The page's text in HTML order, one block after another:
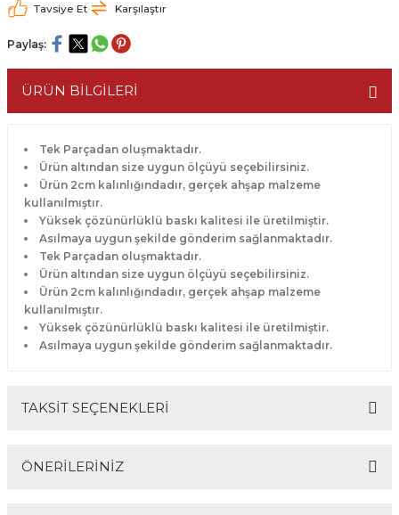
Tavsiye Et Karşılaştır
Paylaş:
ÜRÜN BİLGİLERİ
Tek Parçadan oluşmaktadır.
Ürün altından size uygun ölçüyü seçebilirsiniz.
Ürün 2cm kalınlığındadır, gerçek ahşap malzeme
kullanılmıştır.
Yüksek çözünürlüklü baskı kalitesi ile üretilmiştir.
Asılmaya uygun şekilde gönderim sağlanmaktadır.
Tek Parçadan oluşmaktadır.
Ürün altından size uygun ölçüyü seçebilirsiniz.
Ürün 2cm kalınlığındadır, gerçek ahşap malzeme
kullanılmıştır.
Yüksek çözünürlüklü baskı kalitesi ile üretilmiştir.
Asılmaya uygun şekilde gönderim sağlanmaktadır.
TAKSİT SEÇENEKLERİ
ÖNERİLERİNİZ